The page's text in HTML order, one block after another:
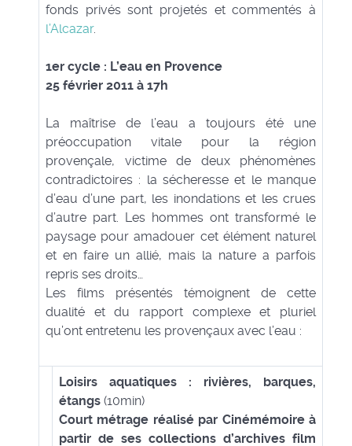
fonds privés sont projetés et commentés à
l’Alcazar.
1er cycle : L’eau en Provence
25 février 2011 à 17h
La maîtrise de l’eau a toujours été une
préoccupation vitale pour la région
provençale, victime de deux phénomènes
contradictoires : la sécheresse et le manque
d’eau d’une part, les inondations et les crues
d’autre part. Les hommes ont transformé le
paysage pour amadouer cet élément naturel
et en faire un allié, mais la nature a parfois
repris ses droits…
Les films présentés témoignent de cette
dualité et du rapport complexe et pluriel
qu’ont entretenu les provençaux avec l’eau :
Loisirs aquatiques : rivières, barques,
étangs (10min)
Court métrage réalisé par Cinémémoire à
partir de ses collections d’archives film